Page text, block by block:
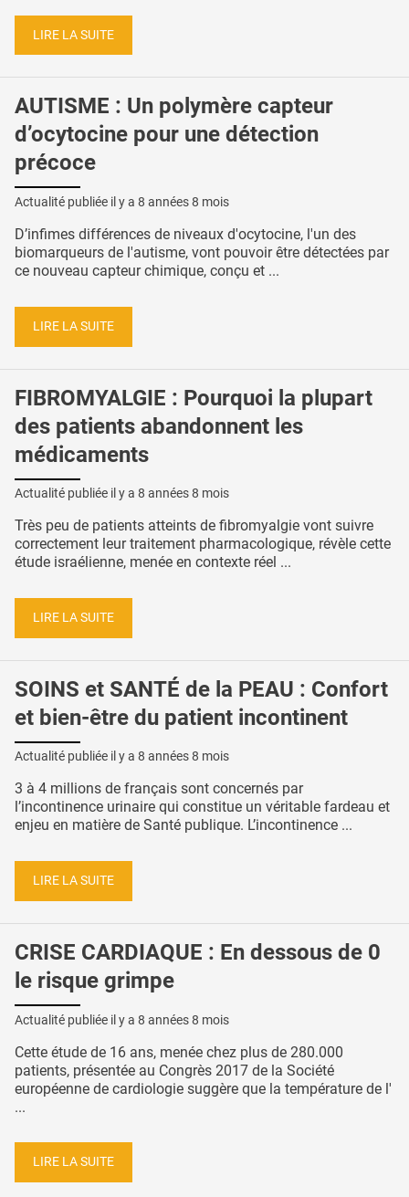
LIRE LA SUITE
AUTISME : Un polymère capteur
d’ocytocine pour une détection
précoce
Actualité publiée il y a 8 années 8 mois
D’infimes différences de niveaux d'ocytocine, l'un des
biomarqueurs de l'autisme, vont pouvoir être détectées par
ce nouveau capteur chimique, conçu et ...
LIRE LA SUITE
FIBROMYALGIE : Pourquoi la plupart
des patients abandonnent les
médicaments
Actualité publiée il y a 8 années 8 mois
Très peu de patients atteints de fibromyalgie vont suivre
correctement leur traitement pharmacologique, révèle cette
étude israélienne, menée en contexte réel ...
LIRE LA SUITE
SOINS et SANTÉ de la PEAU : Confort
et bien-être du patient incontinent
Actualité publiée il y a 8 années 8 mois
3 à 4 millions de français sont concernés par
l’incontinence urinaire qui constitue un véritable fardeau et
enjeu en matière de Santé publique. L’incontinence ...
LIRE LA SUITE
CRISE CARDIAQUE : En dessous de 0
le risque grimpe
Actualité publiée il y a 8 années 8 mois
Cette étude de 16 ans, menée chez plus de 280.000
patients, présentée au Congrès 2017 de la Société
européenne de cardiologie suggère que la température de l'
...
LIRE LA SUITE